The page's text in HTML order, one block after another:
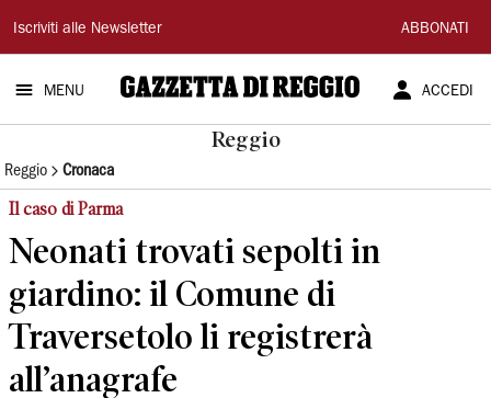
Gazzetta
di
Reggio
Iscriviti alle Newsletter ABBONATI
MENU ACCEDI
Reggio
Reggio Cronaca
Il caso di Parma
Neonati trovati sepolti in
giardino: il Comune di
Traversetolo li registrerà
all’anagrafe